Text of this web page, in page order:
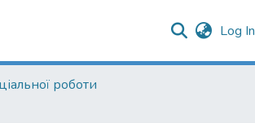
Log In
роботи